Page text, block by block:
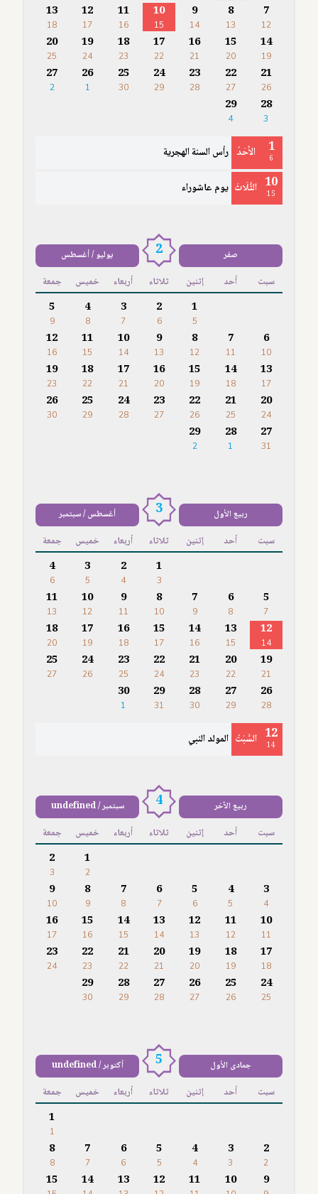
7
12
8
13
9
14
10
15
11
16
12
17
13
18
14
19
15
20
16
21
17
22
18
23
19
24
20
25
21
26
22
27
23
28
24
29
25
30
26
1
27
2
28
3
29
4
1
6 الأَحَدُ رأس السنة الهجرية
10
15 الثُّلَاثَ يوم عاشوراء
صفر 2 يوليو / أغسطس
سبت أحد إثنين ثلاثاء أربعاء خميس جمعة
1
5
2
6
3
7
4
8
5
9
6
10
7
11
8
12
9
13
10
14
11
15
12
16
13
17
14
18
15
19
16
20
17
21
18
22
19
23
20
24
21
25
22
26
23
27
24
28
25
29
26
30
27
31
28
1
29
2
ربيع الأول 3 أغسطس / سبتمبر
سبت أحد إثنين ثلاثاء أربعاء خميس جمعة
1
3
2
4
3
5
4
6
5
7
6
8
7
9
8
10
9
11
10
12
11
13
12
14
13
15
14
16
15
17
16
18
17
19
18
20
19
21
20
22
21
23
22
24
23
25
24
26
25
27
26
28
27
29
28
30
29
31
30
1
12
14 السَّبْتُ المولد النبي
ربيع الآخر 4 سبتمبر / undefined
سبت أحد إثنين ثلاثاء أربعاء خميس جمعة
1
2
2
3
3
4
4
5
5
6
6
7
7
8
8
9
9
10
10
11
11
12
12
13
13
14
14
15
15
16
16
17
17
18
18
19
19
20
20
21
21
22
22
23
23
24
24
25
25
26
26
27
27
28
28
29
29
30
جمادى الأول 5 أكتوبر / undefined
سبت أحد إثنين ثلاثاء أربعاء خميس جمعة
1
1
2
2
3
3
4
4
5
5
6
6
7
7
8
8
9
10
11
12
13
14
15